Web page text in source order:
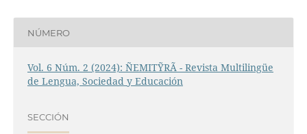
NÚMERO
Vol. 6 Núm. 2 (2024): ÑEMITỸRÃ - Revista Multilingüe
de Lengua, Sociedad y Educación
SECCIÓN